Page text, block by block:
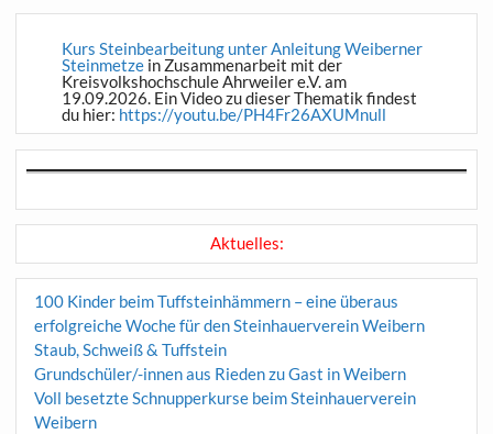
Kurs Steinbearbeitung unter Anleitung Weiberner
Steinmetzein Zusammenarbeit mit der
Kreisvolkshochschule Ahrweiler e.V. am
19.09.2026. Ein Video zu dieser Thematik findest
du hier: https://youtu.be/PH4Fr26AXUMnull
Aktuelles:
100 Kinder beim Tuffsteinhämmern – eine überaus
erfolgreiche Woche für den Steinhauerverein Weibern
Staub, Schweiß & Tuffstein
Grundschüler/-innen aus Rieden zu Gast in Weibern
Voll besetzte Schnupperkurse beim Steinhauerverein
Weibern